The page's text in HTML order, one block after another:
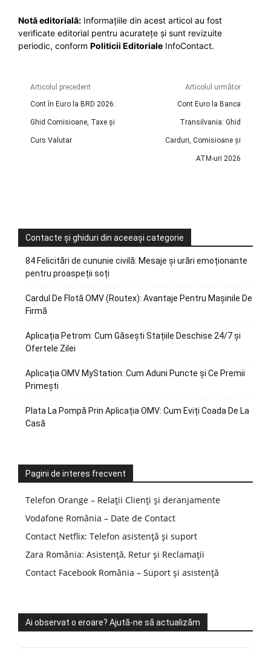
Notă editorială: Informațiile din acest articol au fost
verificate editorial pentru acuratețe și sunt revizuite
periodic, conform Politicii Editoriale InfoContact.
Articolul precedent
Cont în Euro la BRD 2026:
Ghid Comisioane, Taxe și
Curs Valutar
Articolul următor
Cont Euro la Banca
Transilvania: Ghid
Carduri, Comisioane și
ATM-uri 2026
Contacte și ghiduri din aceeași categorie
84 Felicitări de cununie civilă: Mesaje și urări emoționante
pentru proaspeții soți
Cardul De Flotă OMV (Routex): Avantaje Pentru Mașinile De
Firmă
Aplicația Petrom: Cum Găsești Stațiile Deschise 24/7 și
Ofertele Zilei
Aplicația OMV MyStation: Cum Aduni Puncte și Ce Premii
Primești
Plata La Pompă Prin Aplicația OMV: Cum Eviți Coada De La
Casă
Pagini de interes frecvent
Telefon Orange – Relații Clienți și deranjamente
Vodafone România – Date de Contact
Contact Netflix: Telefon asistență și suport
Zara România: Asistență, Retur și Reclamații
Contact Facebook România – Suport și asistență
Ai observat o eroare? Ajută-ne să actualizăm